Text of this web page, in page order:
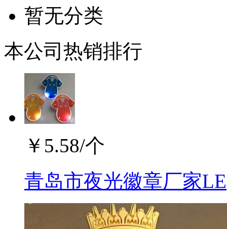
暂无分类
本公司热销排行
￥ 5.58/个
青岛市夜光徽章厂家LE